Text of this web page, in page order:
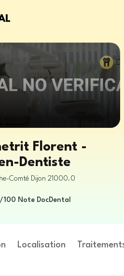
Florent -
Dentiste
Comté Dijon 21000.0
/100 Note DocDental
Localisation